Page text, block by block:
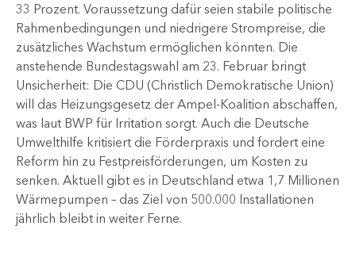
33 Prozent. Voraussetzung dafür seien stabile politische
Rahmenbedingungen und niedrigere Strompreise, die
zusätzliches Wachstum ermöglichen könnten. Die
anstehende Bundestagswahl am 23. Februar bringt
Unsicherheit: Die CDU (Christlich Demokratische Union)
will das Heizungsgesetz der Ampel-Koalition abschaffen,
was laut BWP für Irritation sorgt. Auch die Deutsche
Umwelthilfe kritisiert die Förderpraxis und fordert eine
Reform hin zu Festpreisförderungen, um Kosten zu
senken. Aktuell gibt es in Deutschland etwa 1,7 Millionen
Wärmepumpen – das Ziel von 500.000 Installationen
jährlich bleibt in weiter Ferne.​